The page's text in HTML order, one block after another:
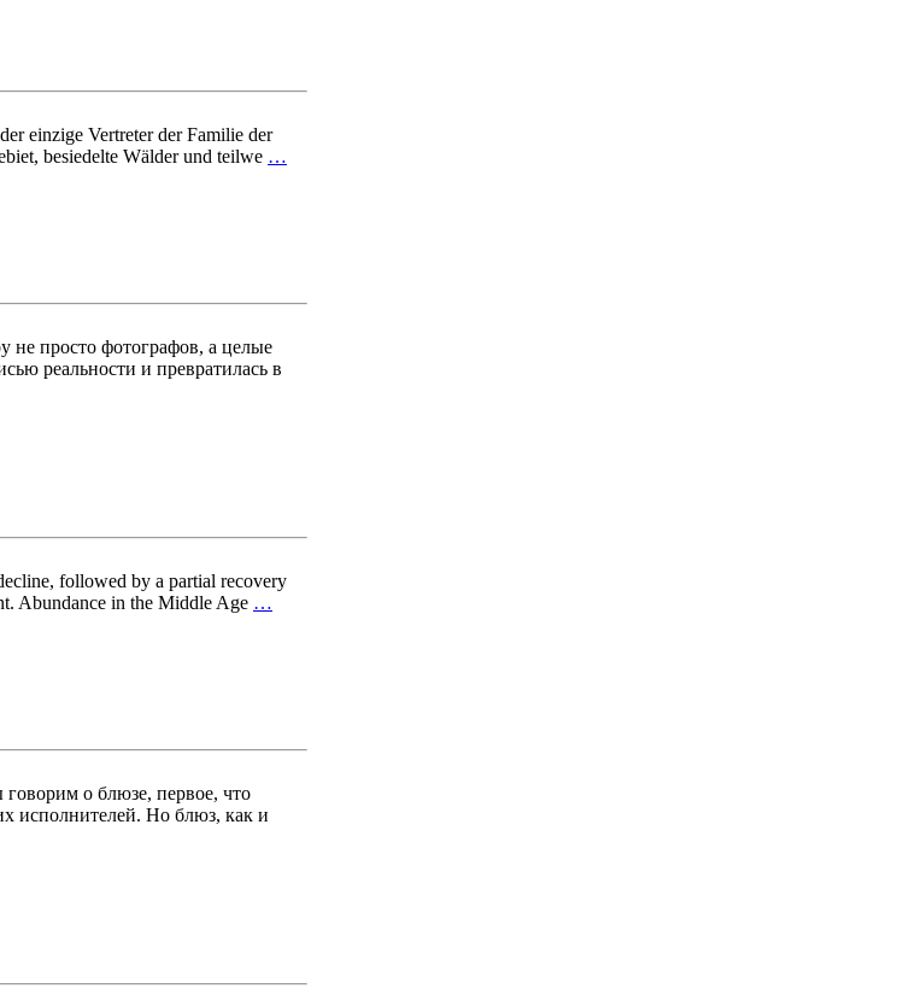
einzige Vertreter der Familie der
besiedelte Wälder und teilwe …
не просто фотографов, а целые
реальности и превратилась в
followed by a partial recovery
Abundance in the Middle Age …
о блюзе, первое, что
исполнителей. Но блюз, как и